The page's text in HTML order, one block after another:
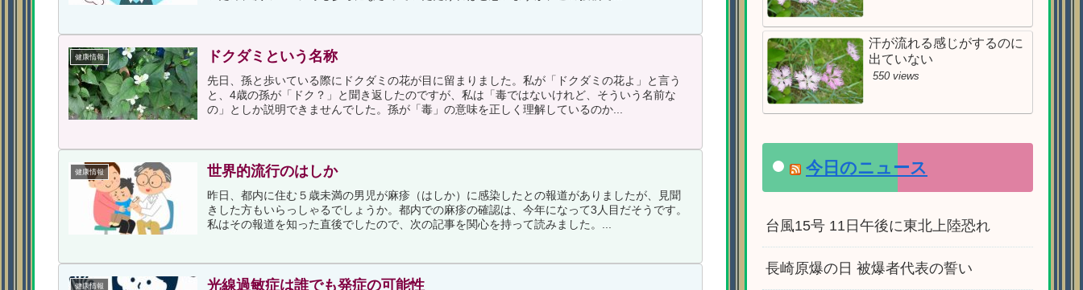
健康情報 ドクダミという名称
先日、孫と歩いている際にドクダミの花が目に留まりました。私が「ドクダミの花よ」と言う
と、4歳の孫が「ドク？」と聞き返したのですが、私は「毒ではないけれど、そういう名前な
の」としか説明できませんでした。孫が「毒」の意味を正しく理解しているのか...
健康情報 世界的流行のはしか
昨日、都内に住む５歳未満の男児が麻疹（はしか）に感染したとの報道がありましたが、見聞
きした方もいらっしゃるでしょうか。都内での麻疹の確認は、今年になって3人目だそうです。
私はその報道を知った直後でしたので、次の記事を関心を持って読みました。...
健康情報 光線過敏症は誰でも発症の可能性
汗が流れる感じがするのに
出ていない
550 views
今日のニュース
台風15号 11日午後に東北上陸恐れ
長崎原爆の日 被爆者代表の誓い